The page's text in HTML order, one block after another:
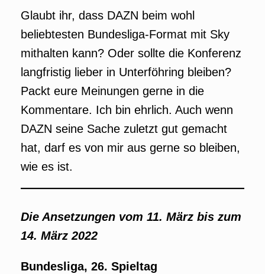
Glaubt ihr, dass DAZN beim wohl
beliebtesten Bundesliga-Format mit Sky
mithalten kann? Oder sollte die Konferenz
langfristig lieber in Unterföhring bleiben?
Packt eure Meinungen gerne in die
Kommentare. Ich bin ehrlich. Auch wenn
DAZN seine Sache zuletzt gut gemacht
hat, darf es von mir aus gerne so bleiben,
wie es ist.
Die Ansetzungen vom 11. März bis zum
14. März 2022
Bundesliga, 26. Spieltag